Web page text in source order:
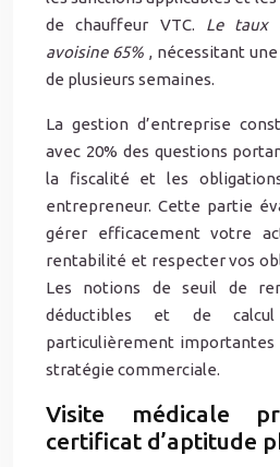
de chauffeur VTC. Le taux
avoisine 65% , nécessitant
de plusieurs semaines.
La gestion d’entreprise
avec 20% des questions
la fiscalité et les
entrepreneur. Cette partie
gérer efficacement votre
rentabilité et respecter vos
Les notions de seuil de
déductibles et de
particulièrement
stratégie commerciale.
Visite médicale
certificat d’aptitude